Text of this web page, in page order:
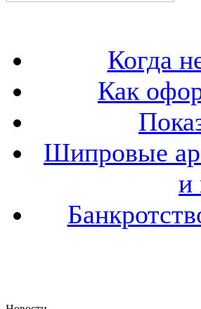
Когда
Как
Шипровые
и